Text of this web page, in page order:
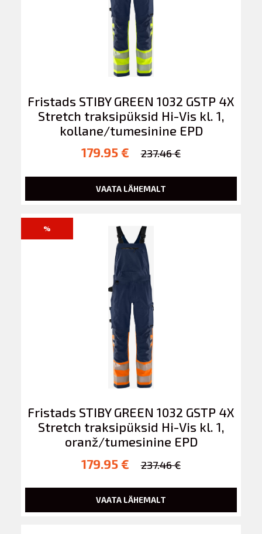
Fristads STIBY GREEN 1032 GSTP 4X
Stretch traksipüksid Hi-Vis kl. 1,
kollane/tumesinine EPD
179.95 €
237.46 €
VAATA LÄHEMALT
%
Fristads STIBY GREEN 1032 GSTP 4X
Stretch traksipüksid Hi-Vis kl. 1,
oranž/tumesinine EPD
179.95 €
237.46 €
VAATA LÄHEMALT